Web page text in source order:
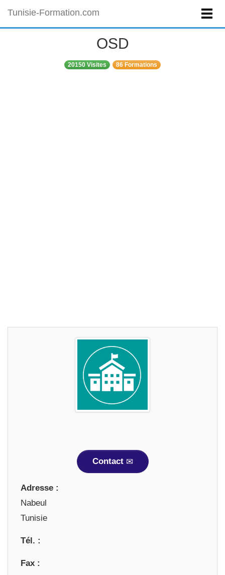
Tunisie-Formation.com
OSD
20150 Visites 86 Formations
Contact
Adresse :
Nabeul
Tunisie
Tél. :
Fax :